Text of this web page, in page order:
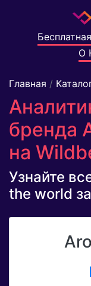
О
Главная /
бренда
на
Узнайте
the world